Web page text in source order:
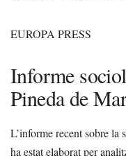
EUROPA PRESS
Informe
Pineda de
L’informe recent sobre la
ha estat elaborat per